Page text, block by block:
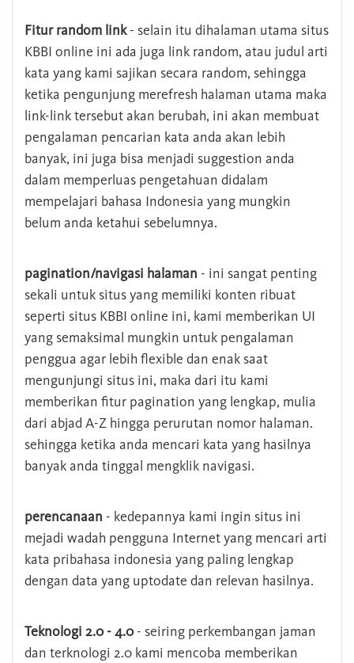
Fitur random link- selain itu dihalaman utama situs
KBBI online ini ada juga link random, atau judul arti
kata yang kami sajikan secara random, sehingga
ketika pengunjung merefresh halaman utama maka
link-link tersebut akan berubah, ini akan membuat
pengalaman pencarian kata anda akan lebih
banyak, ini juga bisa menjadi suggestion anda
dalam memperluas pengetahuan didalam
mempelajari bahasa Indonesia yang mungkin
belum anda ketahui sebelumnya.
pagination/navigasi halaman - ini sangat penting
sekali untuk situs yang memiliki konten ribuat
seperti situs KBBI online ini, kami memberikan UI
yang semaksimal mungkin untuk pengalaman
penggua agar lebih flexible dan enak saat
mengunjungi situs ini, maka dari itu kami
memberikan fitur pagination yang lengkap, mulia
dari abjad A-Z hingga perurutan nomor halaman.
sehingga ketika anda mencari kata yang hasilnya
banyak anda tinggal mengklik navigasi.
perencanaan - kedepannya kami ingin situs ini
mejadi wadah pengguna Internet yang mencari arti
kata pribahasa indonesia yang paling lengkap
dengan data yang uptodate dan relevan hasilnya.
Teknologi 2.0 - 4.0- seiring perkembangan jaman
dan terknologi 2.0 kami mencoba memberikan